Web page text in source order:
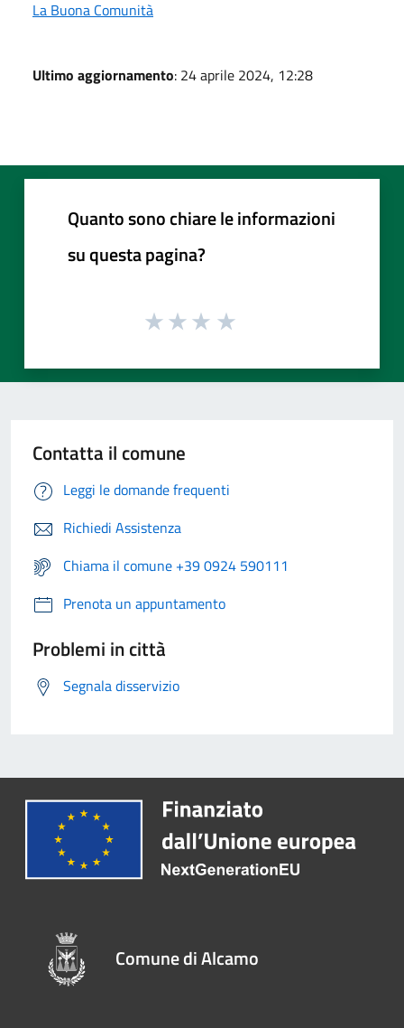
La Buona Comunità
Ultimo aggiornamento: 24 aprile 2024, 12:28
Quanto sono chiare le informazioni
su questa pagina?
Contatta il comune
Leggi le domande frequenti
Richiedi Assistenza
Chiama il comune +39 0924 590111
Prenota un appuntamento
Problemi in città
Segnala disservizio
Comune di Alcamo